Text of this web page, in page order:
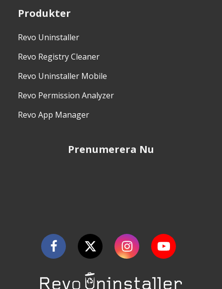
Produkter
Revo Uninstaller
Revo Registry Cleaner
Revo Uninstaller Mobile
Revo Permission Analyzer
Revo App Manager
Prenumerera Nu